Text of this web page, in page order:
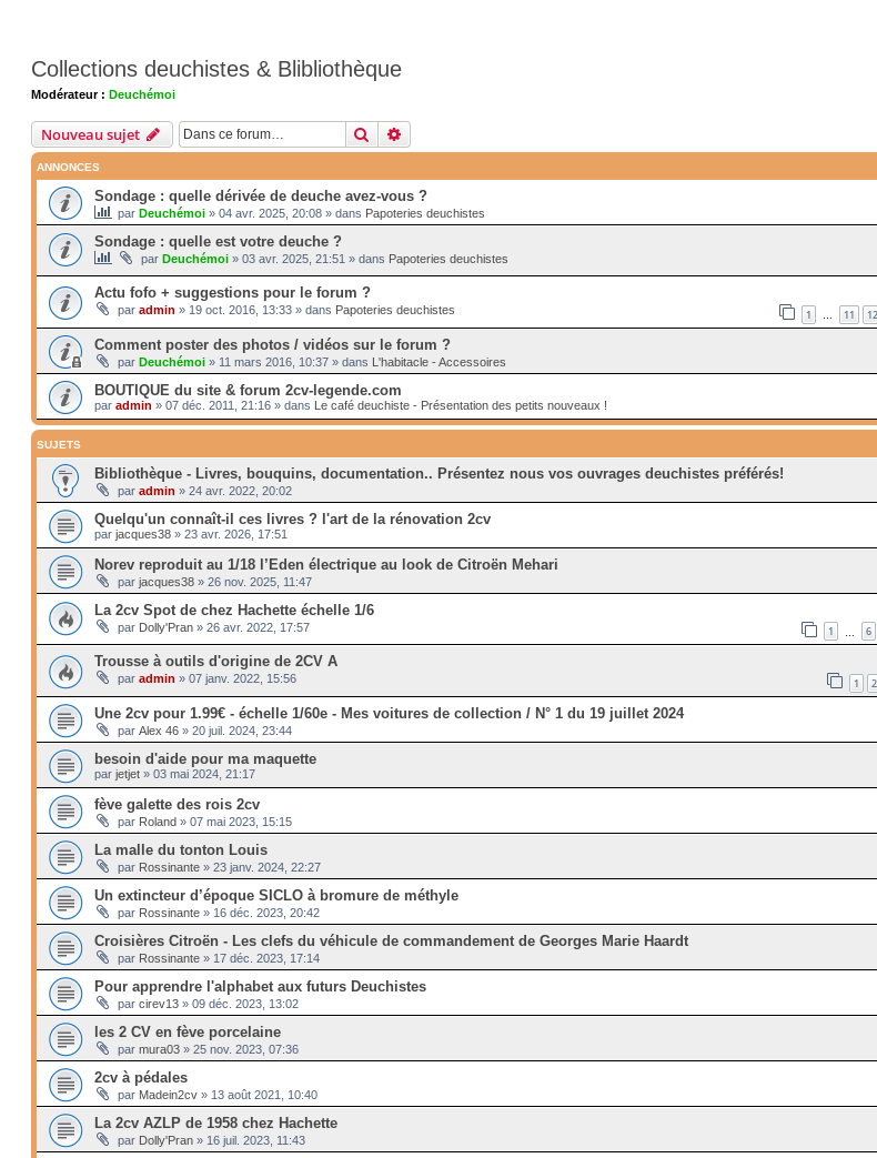
Collections deuchistes & Blibliothèque
Modérateur : Deuchémoi
Nouveau sujet Rechercher
ANNONCES
Sondage : quelle dérivée de deuche avez-vous ?
par Deuchémoi» 04 avr. 2025, 20:08» dans Papoteries deuchistes
Sondage : quelle est votre deuche ?
par Deuchémoi» 03 avr. 2025, 21:51 » dans Papoteries deuchistes
Actu fofo + suggestions pour le forum ?
par admin » 19 oct. 2016, 13:33» dans Papoteries deuchistes 1 … 11 12
Comment poster des photos / vidéos sur le forum ?
par Deuchémoi» 11 mars 2016, 10:37» dans L'habitacle - Accessoires
BOUTIQUE du site & forum 2cv-legende.com
par admin » 07 déc. 2011, 21:16» dans Le café deuchiste - Présentation des petits nouveaux !
SUJETS
Bibliothèque - Livres, bouquins, documentation.. Présentez nous vos ouvrages deuchistes préférés!
par admin » 24 avr. 2022, 20:02
Quelqu'un connaît-il ces livres ? l'art de la rénovation 2cv
par jacques38» 23 avr. 2026, 17:51
Norev reproduit au 1/18 l’Eden électrique au look de Citroën Mehari
par jacques38» 26 nov. 2025, 11:47
La 2cv Spot de chez Hachette échelle 1/6
par Dolly'Pran» 26 avr. 2022, 17:57 1 6
Trousse à outils d'origine de 2CV A
par admin » 07 janv. 2022, 15:56 1 2
Une 2cv pour 1.99€ - échelle 1/60e - Mes voitures de collection / N° 1 du 19 juillet 2024
par Alex 46» 20 juil. 2024, 23:44
besoin d'aide pour ma maquette
par jetjet» 03 mai 2024, 21:17
fève galette des rois 2cv
par Roland» 07 mai 2023, 15:15
La malle du tonton Louis
par Rossinante» 23 janv. 2024, 22:27
Un extincteur d’époque SICLO à bromure de méthyle
par Rossinante» 16 déc. 2023, 20:42
Croisières Citroën - Les clefs du véhicule de commandement de Georges Marie Haardt
par Rossinante» 17 déc. 2023, 17:14
Pour apprendre l'alphabet aux futurs Deuchistes
par cirev13» 09 déc. 2023, 13:02
les 2 CV en fève porcelaine
par mura03» 25 nov. 2023, 07:36
2cv à pédales
par Madein2cv» 13 août 2021, 10:40
La 2cv AZLP de 1958 chez Hachette
par Dolly'Pran» 16 juil. 2023, 11:43